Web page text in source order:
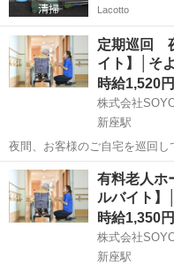
Lacotto
定期巡回
イト】│そ
時給1,520円
株式会社
新座駅
夜間、お客様のご自宅を巡回し
要に応じて、排泄介助・体位
作成、翌朝への引継ぎ準備等
務が中心で、お客様の「夜間の
埼玉 新座市 新座駅
有料老人
ルバイト】
時給1,350円
株式会社
新座駅